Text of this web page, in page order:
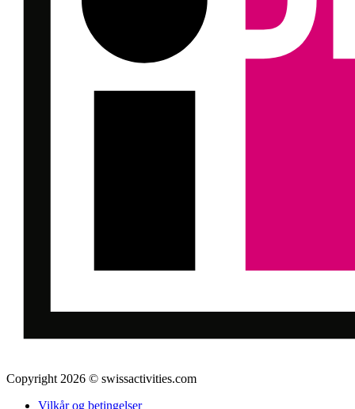
Copyright 2026 © swissactivities.com
Vilkår og betingelser